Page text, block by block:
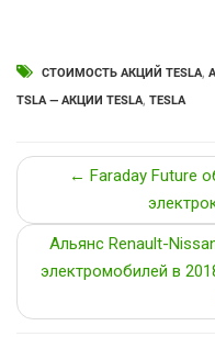
СТОИМОСТЬ АКЦИЙ TESLA,
TSLA — АКЦИИ TESLA, TESLA
← Faraday Future
Альянс Renault-
электромобилей в